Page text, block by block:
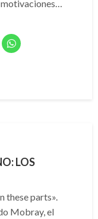
LOS
these parts».
Mobray, el